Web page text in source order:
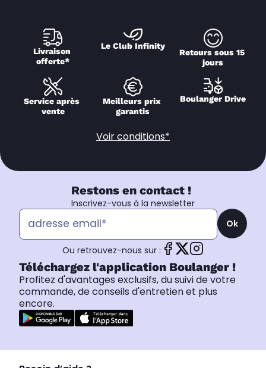
Livraison
offerte*
Le Club Infinity
Retours sous 15
jours
Service après
vente
Meilleurs prix
garantis
Boulanger Drive
Voir conditions*
Restons en contact !
Inscrivez-vous à la newsletter
Ok
Ou retrouvez-nous sur :
Téléchargez l'application Boulanger !
Profitez d'avantages exclusifs, du suivi de votre
commande, de conseils d'entretien et plus
encore.